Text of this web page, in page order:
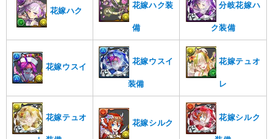
花嫁ハク
花嫁ハク装
備
分岐花嫁ハ
ク装備
花嫁ウスイ
花嫁ウスイ
装備
花嫁テュオ
レ
花嫁テュオ
花嫁シルク
花嫁シルク